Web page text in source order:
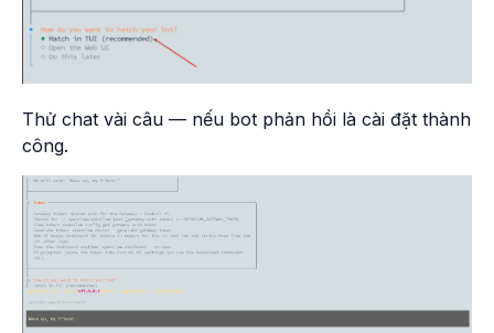
Thử chat vài câu — nếu bot phản hồi là cài đặt thành
công.